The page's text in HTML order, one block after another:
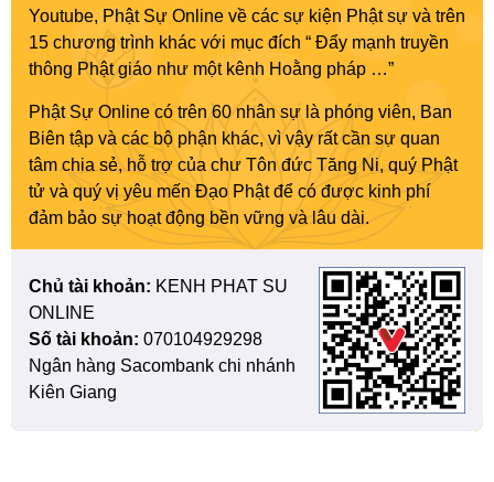
Youtube, Phật Sự Online về các sự kiện Phật sự và trên
15 chương trình khác với mục đích “ Đẩy mạnh truyền
thông Phật giáo như một kênh Hoằng pháp …”
Phật Sự Online có trên 60 nhân sự là phóng viên, Ban
Biên tập và các bộ phận khác, vì vậy rất cần sự quan
tâm chia sẻ, hỗ trợ của chư Tôn đức Tăng Ni, quý Phật
tử và quý vị yêu mến Đạo Phật để có được kinh phí
đảm bảo sự hoạt động bền vững và lâu dài.
Chủ tài khoản: KENH PHAT SU
ONLINE
Số tài khoản: 070104929298
Ngân hàng Sacombank chi nhánh
Kiên Giang